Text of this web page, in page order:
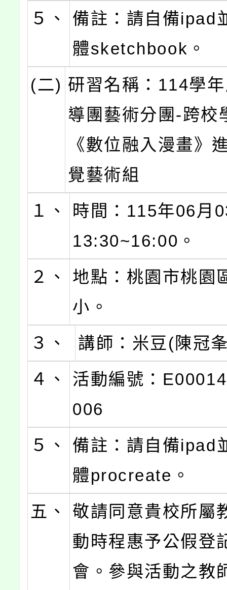
５、
備註：請自備ipad
體sketchbook。
(二) 研習名稱：114學
導團藝術分團-跨校
《數位融入漫畫》
覺藝術組
１、
時間：115年06月
13:30~16:00。
２、
地點：桃園市桃園
小。
３、
講師：米豆(陳冠
４、
活動編號：
006
５、
備註：請自備ipad
體procreate。
五、
敬請同意貴校所屬
動時程惠予公假登
會。參與活動之教